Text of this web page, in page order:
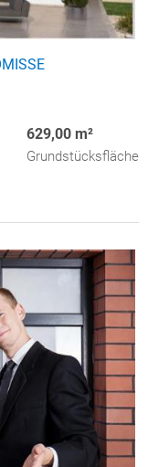
629,00 m²
Grundstücksfläche